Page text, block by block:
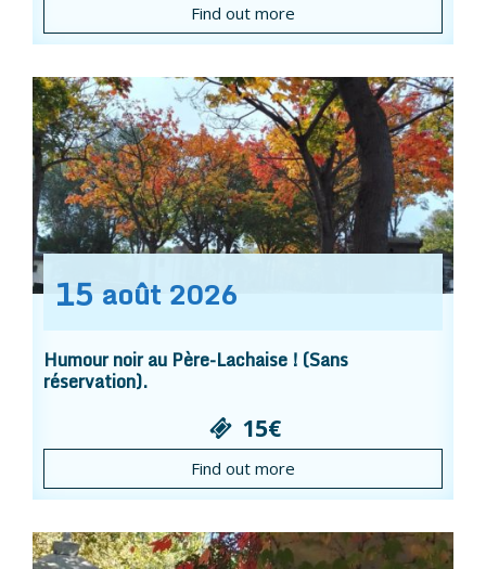
Find out more
15 août 2026
Humour noir au Père-Lachaise ! (Sans
réservation).
15€
Find out more